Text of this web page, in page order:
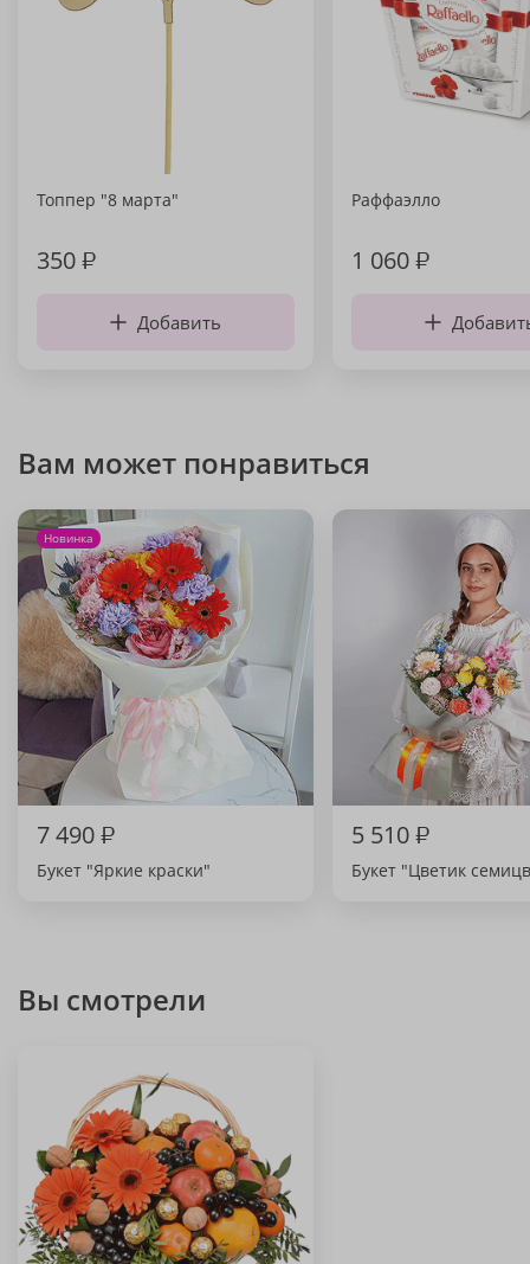
Топпер "8 марта"
350₽
Добавить
Раффаэлло
1 060₽
Вам может понравиться
Новинка
7 490₽
Букет "Яркие краски"
5 510₽
Букет "Цветик
Вы смотрели